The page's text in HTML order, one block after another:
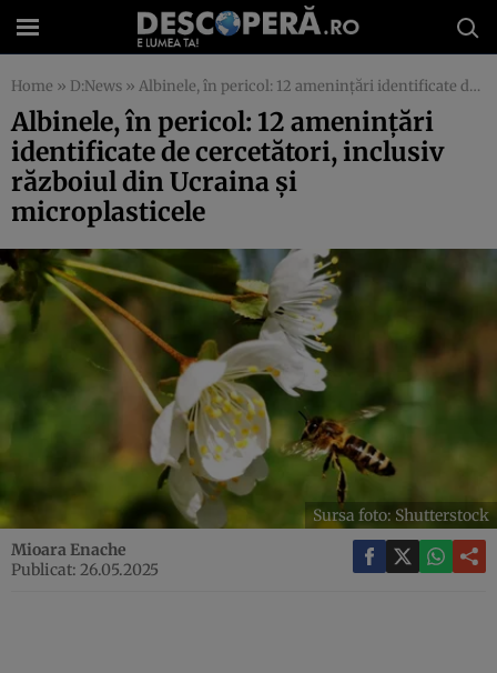
Home » D:News » Albinele, în pericol: 12 amenințări identificate de cercetători, inclusiv războiul din Ucraina și microplasticele
Albinele, în pericol: 12 amenințări
identificate de cercetători, inclusiv
războiul din Ucraina și
microplasticele
Sursa foto: Shutterstock
Mioara Enache
Publicat: 26.05.2025